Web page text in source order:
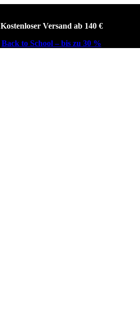
Kostenloser Versand ab 140 €
Back to School – bis zu 30 %